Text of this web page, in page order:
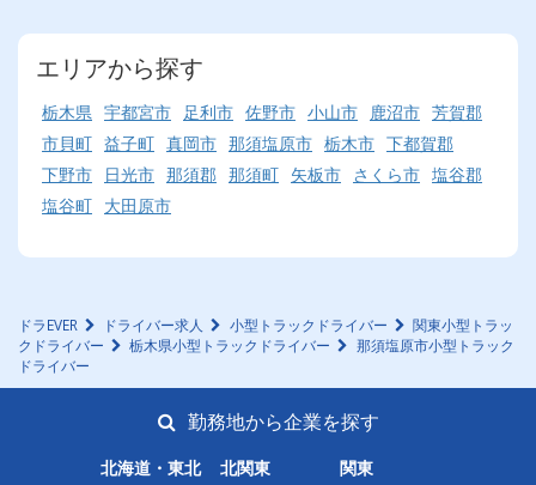
エリアから探す
栃木県 宇都宮市 足利市 佐野市 小山市 鹿沼市 芳賀郡
市貝町 益子町 真岡市 那須塩原市 栃木市 下都賀郡
下野市
日光市 那須郡 那須町 矢板市 さくら市 塩谷郡
塩谷町 大田原市
ドラEVER ドライバー求人 小型トラックドライバー
関東小型トラッ
クドライバー
栃木県小型トラックドライバー
那須塩原市小型トラック
ドライバー
勤務地から企業を探す
北海道・東北 北関東 関東